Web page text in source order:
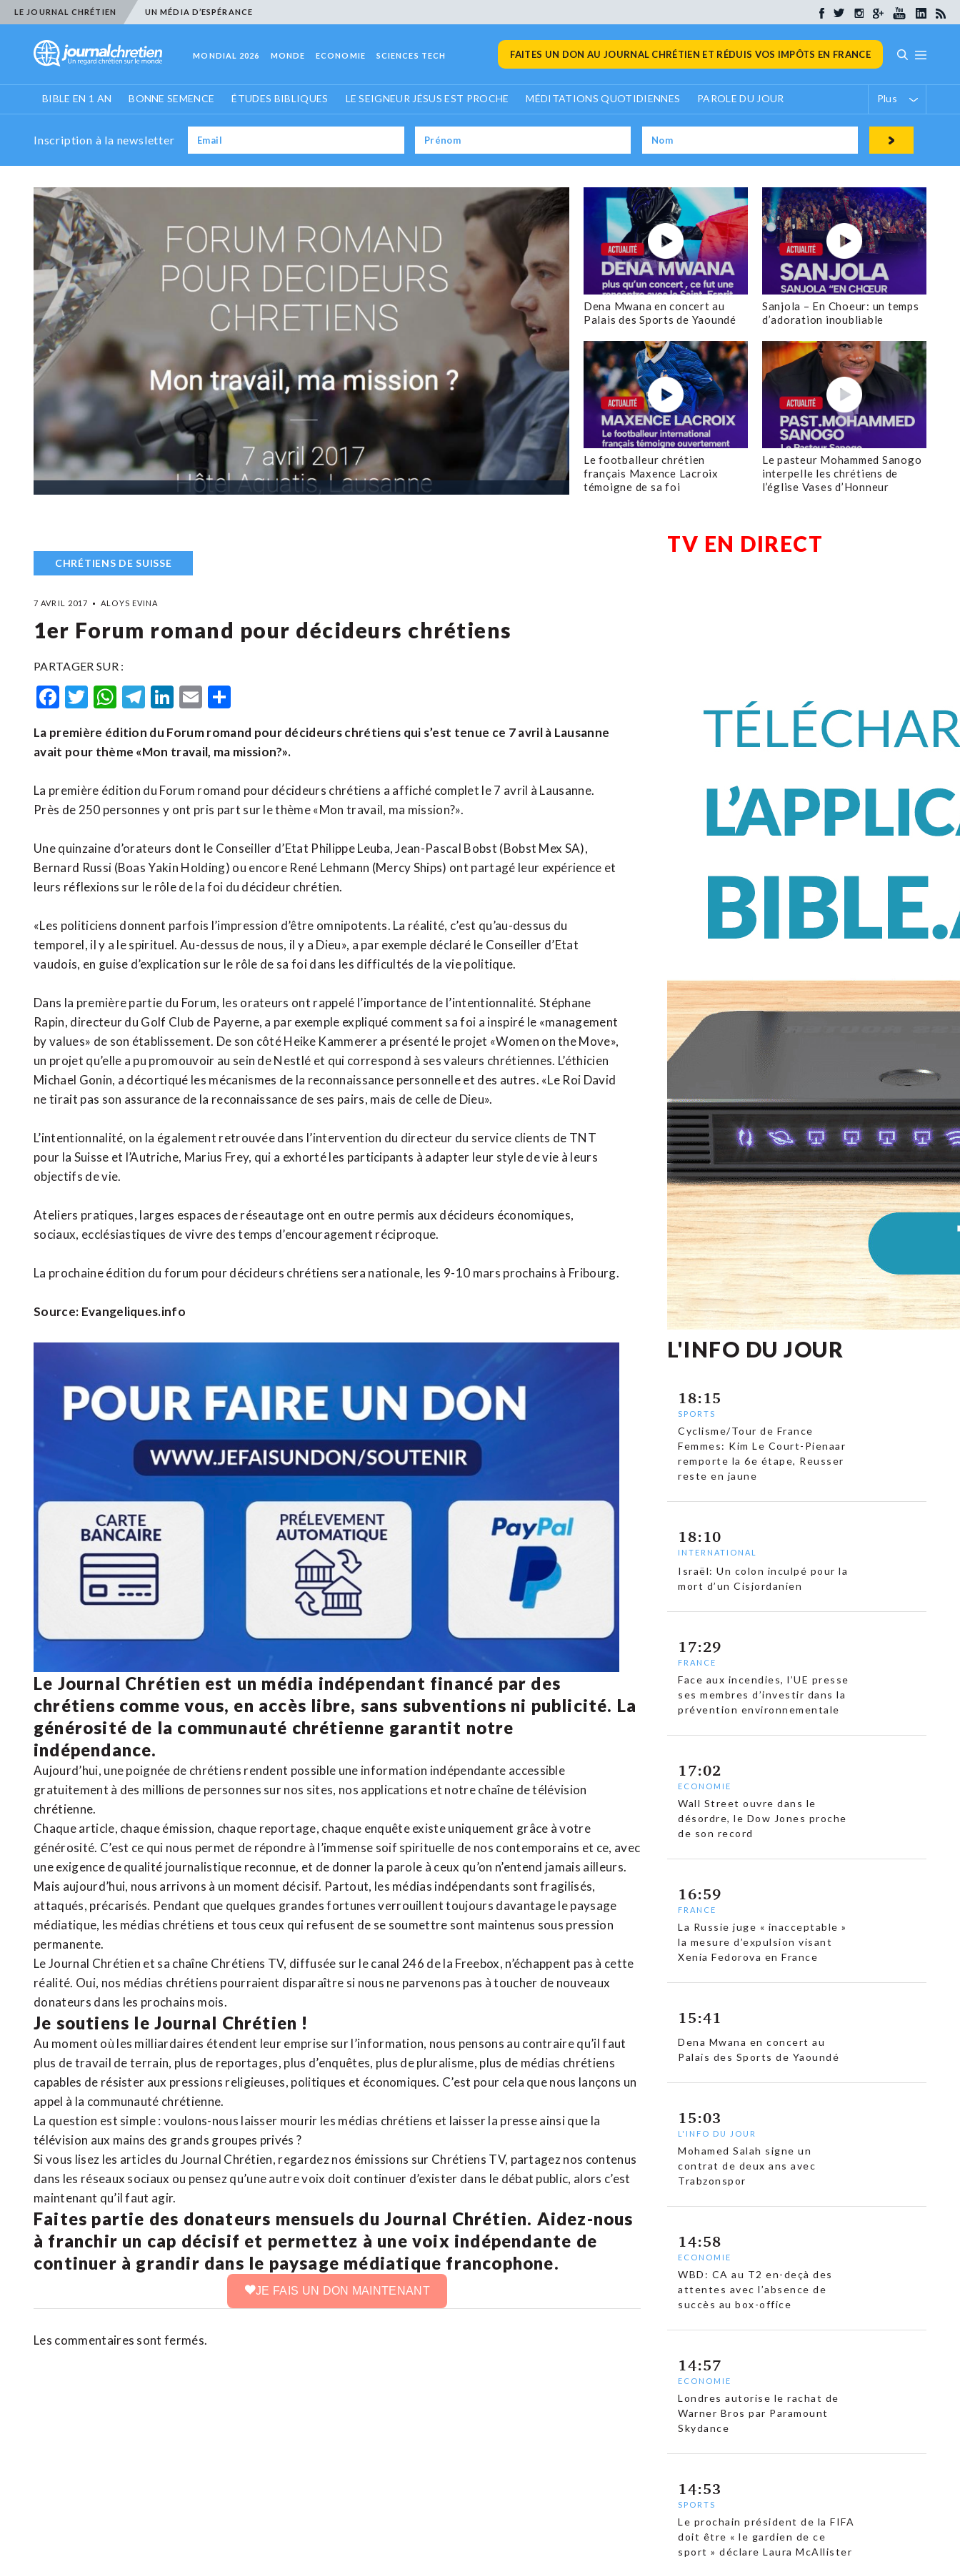
LE JOURNAL CHRÉTIEN UN MÉDIA D’ESPÉRANCE
MONDIAL 2026 MONDE ECONOMIE SCIENCES TECH FAITES UN DON AU JOURNAL CHRÉTIEN ET RÉDUIS VOS IMPÔTS EN FRANCE
BIBLE EN 1 AN BONNE SEMENCE ÉTUDES BIBLIQUES LE SEIGNEUR JÉSUS EST PROCHE MÉDITATIONS QUOTIDIENNES PAROLE DU JOUR Plus
Inscription à la newsletter
Dena Mwana en concert au
Palais des Sports de Yaoundé
Sanjola – En Choeur: un temps
d’adoration inoubliable
Le footballeur chrétien
français Maxence Lacroix
témoigne de sa foi
Le pasteur Mohammed Sanogo
interpelle les chrétiens de
l’église Vases d’Honneur
CHRÉTIENS DE SUISSE
7 AVRIL 2017 ALOYS EVINA
1er Forum romand pour décideurs chrétiens
PARTAGER SUR :
Facebook
Twitter
WhatsApp
Telegram
LinkedIn
Email
La première édition du Forum romand pour décideurs chrétiens qui s’est tenue ce 7 avril à Lausanne
avait pour thème «Mon travail, ma mission?».
La première édition du Forum romand pour décideurs chrétiens a affiché complet le 7 avril à Lausanne.
Près de 250 personnes y ont pris part sur le thème «Mon travail, ma mission?».
Une quinzaine d’orateurs dont le Conseiller d’Etat Philippe Leuba, Jean-Pascal Bobst (Bobst Mex SA),
Bernard Russi (Boas Yakin Holding) ou encore René Lehmann (Mercy Ships) ont partagé leur expérience et
leurs réflexions sur le rôle de la foi du décideur chrétien.
«Les politiciens donnent parfois l’impression d’être omnipotents. La réalité, c’est qu’au-dessus du
temporel, il y a le spirituel. Au-dessus de nous, il y a Dieu», a par exemple déclaré le Conseiller d’Etat
vaudois, en guise d’explication sur le rôle de sa foi dans les difficultés de la vie politique.
Dans la première partie du Forum, les orateurs ont rappelé l’importance de l’intentionnalité. Stéphane
Rapin, directeur du Golf Club de Payerne, a par exemple expliqué comment sa foi a inspiré le «management
by values» de son établissement. De son côté Heike Kammerer a présenté le projet «Women on the Move»,
un projet qu’elle a pu promouvoir au sein de Nestlé et qui correspond à ses valeurs chrétiennes. L’éthicien
Michael Gonin, a décortiqué les mécanismes de la reconnaissance personnelle et des autres. «Le Roi David
ne tirait pas son assurance de la reconnaissance de ses pairs, mais de celle de Dieu».
L’intentionnalité, on la également retrouvée dans l’intervention du directeur du service clients de TNT
pour la Suisse et l’Autriche, Marius Frey, qui a exhorté les participants à adapter leur style de vie à leurs
objectifs de vie.
Ateliers pratiques, larges espaces de réseautage ont en outre permis aux décideurs économiques,
sociaux, ecclésiastiques de vivre des temps d’encouragement réciproque.
La prochaine édition du forum pour décideurs chrétiens sera nationale, les 9-10 mars prochains à Fribourg.
Source: Evangeliques.info
Le Journal Chrétien est un média indépendant financé par des
chrétiens comme vous, en accès libre, sans subventions ni publicité. La
générosité de la communauté chrétienne garantit notre
indépendance.
Aujourd’hui, une poignée de chrétiens rendent possible une information indépendante accessible
gratuitement à des millions de personnes sur nos sites, nos applications et notrechaîne de télévision
chrétienne.
Chaque article, chaque émission, chaque reportage, chaque enquête existe uniquement grâce à votre
générosité. C’est ce qui nous permet de répondre à l’immense soif spirituelle de nos contemporains et ce, avec
une exigence de qualité journalistique reconnue, et de donner la parole à ceux qu’on n’entend jamais ailleurs.
Mais aujourd’hui, nous arrivons à un moment décisif. Partout, les médias indépendants sont fragilisés,
attaqués, précarisés. Pendant que quelques grandes fortunes verrouillent toujours davantage le paysage
médiatique, les médias chrétiens et tous ceux qui refusent de se soumettre sont maintenus sous pression
permanente.
Le Journal Chrétien et sa chaîne Chrétiens TV, diffusée sur le canal 246 de la Freebox, n’échappent pas à cette
réalité. Oui, nos médias chrétiens pourraient disparaître si nous ne parvenons pas à toucher de nouveaux
donateurs dans les prochains mois.
Je soutiens le Journal Chrétien !
Au moment où les milliardaires étendent leur emprise sur l’information, nous pensons au contraire qu’il faut
plus de travail de terrain, plus de reportages, plus d’enquêtes, plus de pluralisme, plus de médias chrétiens
capables de résister aux pressions religieuses, politiques et économiques. C’est pour cela que nous lançons un
appel à la communauté chrétienne.
La question est simple : voulons-nous laisser mourir les médias chrétiens et laisser la presse ainsi que la
télévision aux mains des grands groupes privés ?
Si vous lisez les articles du Journal Chrétien, regardez nos émissions sur Chrétiens TV, partagez nos contenus
dans les réseaux sociaux ou pensez qu’une autre voix doit continuer d’exister dans le débat public, alors c’est
maintenant qu’il faut agir.
Faites partie des donateurs mensuels du Journal Chrétien. Aidez-nous
à franchir un cap décisif et permettez à une voix indépendante de
continuer à grandir dans le paysage médiatique francophone.
JE FAIS UN DON MAINTENANT
Les commentaires sont fermés.
TV EN DIRECT
L'INFO DU JOUR
18:15
SPORTS
Cyclisme/Tour de France
Femmes: Kim Le Court-Pienaar
remporte la 6e étape, Reusser
reste en jaune
18:10
INTERNATIONAL
Israël: Un colon inculpé pour la
mort d’un Cisjordanien
17:29
FRANCE
Face aux incendies, l’UE presse
ses membres d’investir dans la
prévention environnementale
17:02
ECONOMIE
Wall Street ouvre dans le
désordre, le Dow Jones proche
de son record
16:59
FRANCE
La Russie juge « inacceptable »
la mesure d’expulsion visant
Xenia Fedorova en France
15:41
Dena Mwana en concert au
Palais des Sports de Yaoundé
15:03
L'INFO DU JOUR
Mohamed Salah signe un
contrat de deux ans avec
Trabzonspor
14:58
ECONOMIE
WBD: CA au T2 en-deçà des
attentes avec l’absence de
succès au box-office
14:57
ECONOMIE
Londres autorise le rachat de
Warner Bros par Paramount
Skydance
14:53
SPORTS
Le prochain président de la FIFA
doit être « le gardien de ce
sport » déclare Laura McAllister